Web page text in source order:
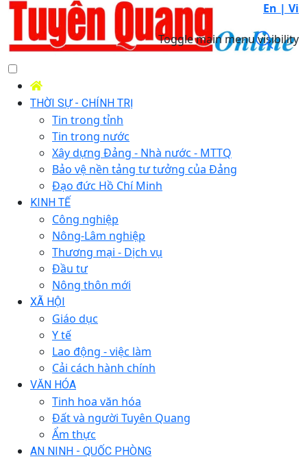
En | Vi
Toggle main menu visibility
THỜI SỰ - CHÍNH TRỊ
Tin trong tỉnh
Tin trong nước
Xây dựng Đảng - Nhà nước - MTTQ
Bảo vệ nền tảng tư tưởng của Đảng
Đạo đức Hồ Chí Minh
KINH TẾ
Công nghiệp
Nông-Lâm nghiệp
Thương mại - Dịch vụ
Đầu tư
Nông thôn mới
XÃ HỘI
Giáo dục
Y tế
Lao động - việc làm
Cải cách hành chính
VĂN HÓA
Tinh hoa văn hóa
Đất và người Tuyên Quang
Ẩm thực
AN NINH - QUỐC PHÒNG